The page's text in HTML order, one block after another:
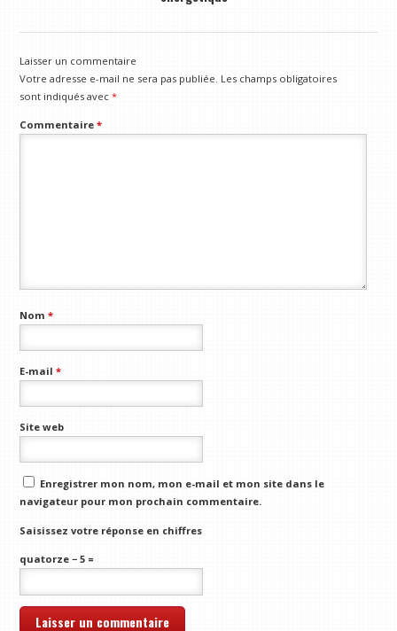
Laisser un commentaire
Votre adresse e-mail ne sera pas publiée. Les champs obligatoires
sont indiqués avec*
Commentaire*
Nom*
E-mail*
Site web
Enregistrer mon nom, mon e-mail et mon site dans le
navigateur pour mon prochain commentaire.
Saisissez votre réponse en chiffres
quatorze − 5 =